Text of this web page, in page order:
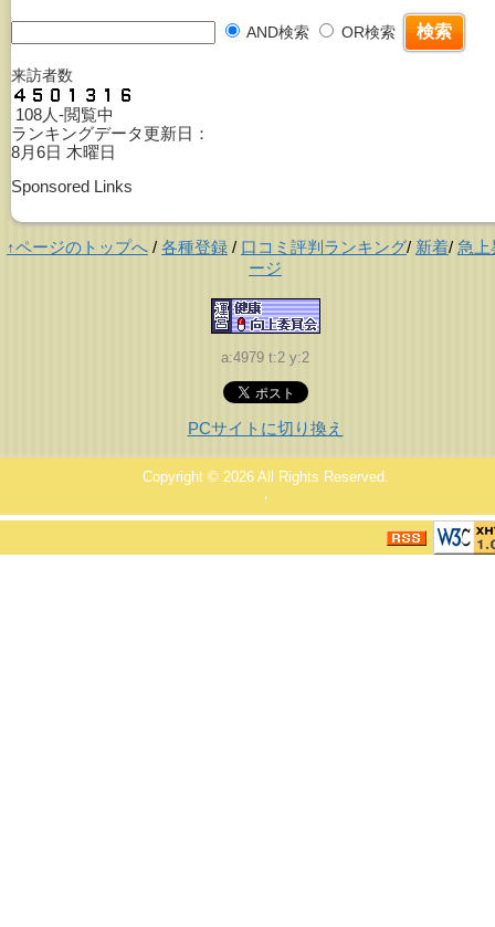
AND検索 OR検索
来訪者数
108人-閲覧中
ランキングデータ更新日：
8月6日 木曜日
Sponsored Links
↑ページのトップへ / 各種登録 / 口コミ評判ランキング/ 新着/ 急上
ージ
a:4979 t:2 y:2
PCサイトに切り換え
Copyright © 2026 All Rights Reserved.
，